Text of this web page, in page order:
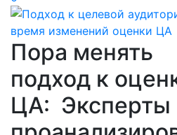
Пора менять
подход к
ЦА: Эксперты